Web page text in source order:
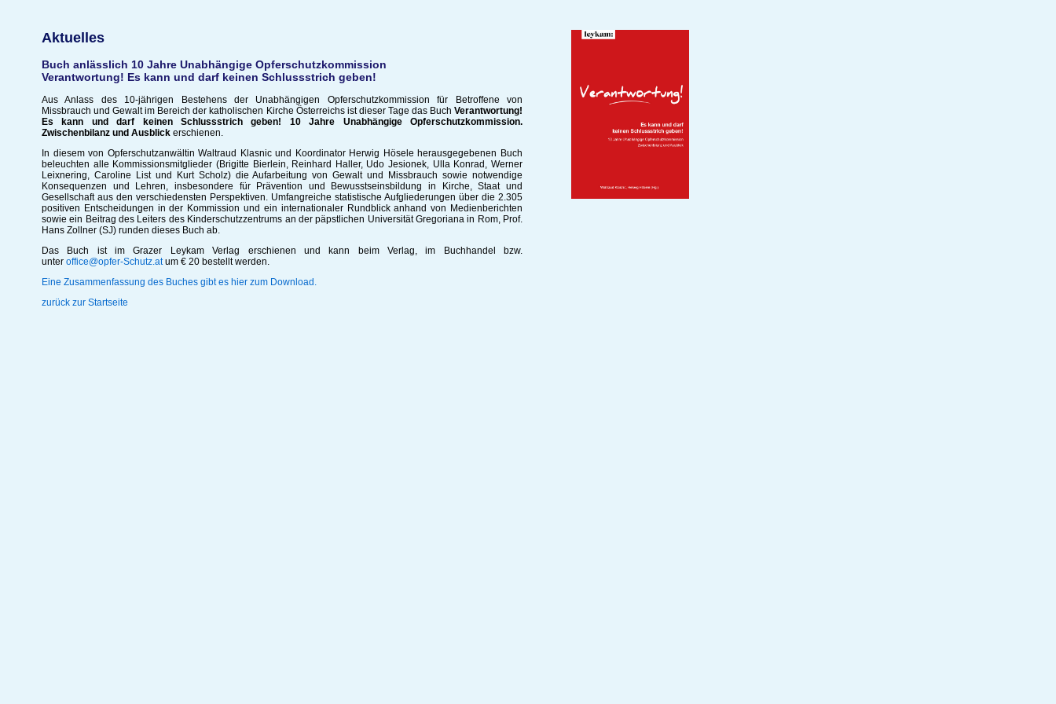
Aktuelles
Buch anlässlich 10 Jahre Unabhängige Opferschutzkommission
Verantwortung! Es kann und darf keinen Schlussstrich geben!
Aus Anlass des 10-jährigen Bestehens der Unabhängigen Opferschutzkommission für Betroffene von
Missbrauch und Gewalt im Bereich der katholischen Kirche Österreichs ist dieser Tage das Buch Verantwortung!
Es kann und darf keinen Schlussstrich geben!
10 Jahre Unabhängige Opferschutzkommission.
Zwischenbilanz und Ausblick erschienen.
In diesem von Opferschutzanwältin Waltraud Klasnic und Koordinator Herwig Hösele herausgegebenen Buch
beleuchten alle Kommissionsmitglieder (Brigitte Bierlein, Reinhard Haller, Udo Jesionek, Ulla Konrad, Werner
Leixnering, Caroline List und Kurt Scholz) die Aufarbeitung von Gewalt und Missbrauch sowie notwendige
Konsequenzen und Lehren, insbesondere für Prävention und Bewusstseinsbildung in Kirche, Staat und
Gesellschaft aus den verschiedensten Perspektiven. Umfangreiche statistische Aufgliederungen über die 2.305
positiven Entscheidungen in der Kommission und ein internationaler Rundblick anhand von Medienberichten
sowie ein Beitrag des Leiters des Kinderschutzzentrums an der päpstlichen Universität Gregoriana in Rom, Prof.
Hans Zollner (SJ) runden dieses Buch ab.
Das Buch ist im Grazer Leykam Verlag erschienen und kann beim Verlag, im Buchhandel bzw.
unter office@opfer-Schutz.atum € 20 bestellt werden.
Eine Zusammenfassung des Buches gibt es hier zum Download.
zurück zur Startseite